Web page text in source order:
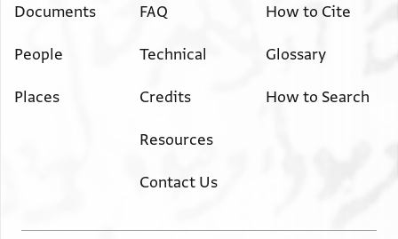
. . . . . . . . . . . . . . . . . . . ] מדה שהר ו/נ/צף ואמא
דכרה אלמולי מן גהה מות אלצגירה פאללה תעאלי
פאללה יעוצכם בצבי בקארוב ודכרת בנת פתוח
פמא ענדה מרץ ולא באס סוא חציפאת טלעת עליה
גריבה . . . . כאנת אם יוסף למן סאפר מוסי קאלת
View :
Documents
People
Places
FAQ
Technical
Credits
Resources
Contact Us
How to Cite
Glossary
How to Search